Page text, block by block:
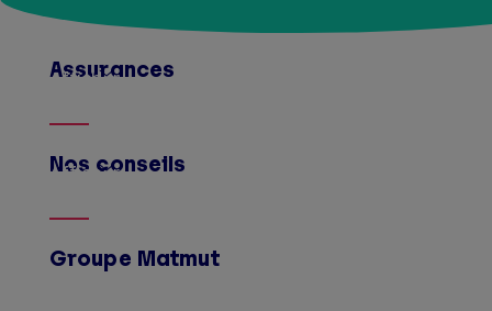
Assurances
Afficher
Nos conseils
Afficher
Groupe Matmut